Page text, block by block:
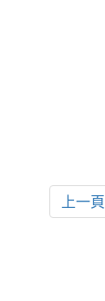
上一頁